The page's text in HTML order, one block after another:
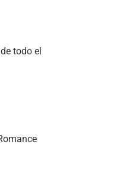
todo el